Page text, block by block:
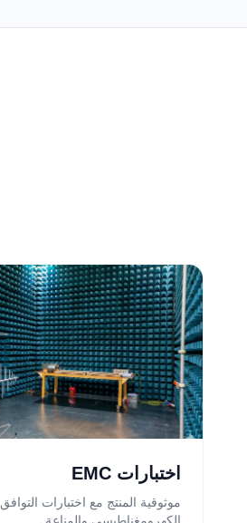
اختبارات EMC
موثوقية المنتج مع اختبارات التوافق